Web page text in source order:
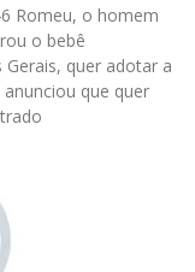
Romeu, o homem
o bebê
quer adotar a
que quer